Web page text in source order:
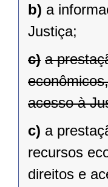
b) a
Justiça;
c) a
acesso à
c) a
recursos
direitos e